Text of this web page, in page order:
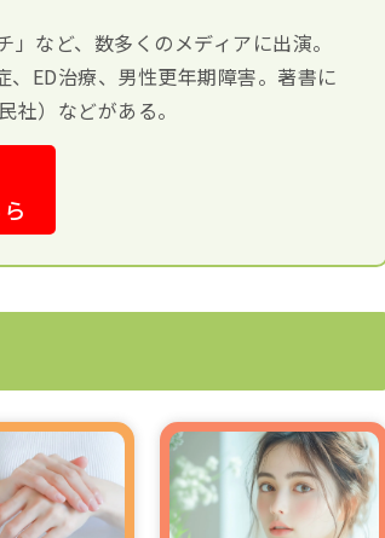
など、数多くのメディアに出演。
ED治療、男性更年期障害。著書に
社）などがある。